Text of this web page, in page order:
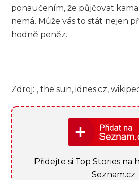
ponaučením, že půjčovat
nemá. Může vás to stát nejen
hodně peněz.
Zdroj: , the sun, idnes.cz,
Přidejte si Top Stories na
Seznam.cz